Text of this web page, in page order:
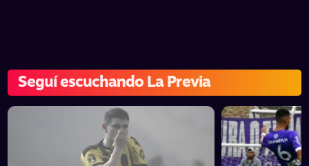
Seguí escuchando La Previa